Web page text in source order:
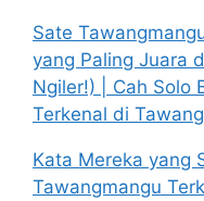
Sate
yang Paling Juara
Ngiler!) | Cah Solo
Terkenal di
Kata Mereka yang
Tawangmangu